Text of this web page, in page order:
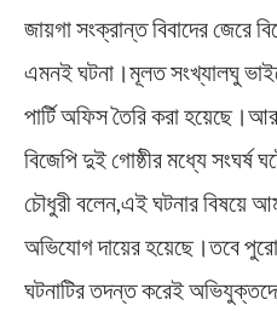
জায়গা সংক্রান্ত বিবাদের জেরে
এমনই ঘটনা।মূলত সংখ্যালঘু
পার্টি অফিস তৈরি করা
বিজেপি দুই গোষ্ঠীর মধ্যে সংঘর্ষ
চৌধুরী বলেন,এই ঘটনার বিষয়ে
অভিযোগ দায়ের হয়েছে।তবে
ঘটনাটির তদন্ত করেই